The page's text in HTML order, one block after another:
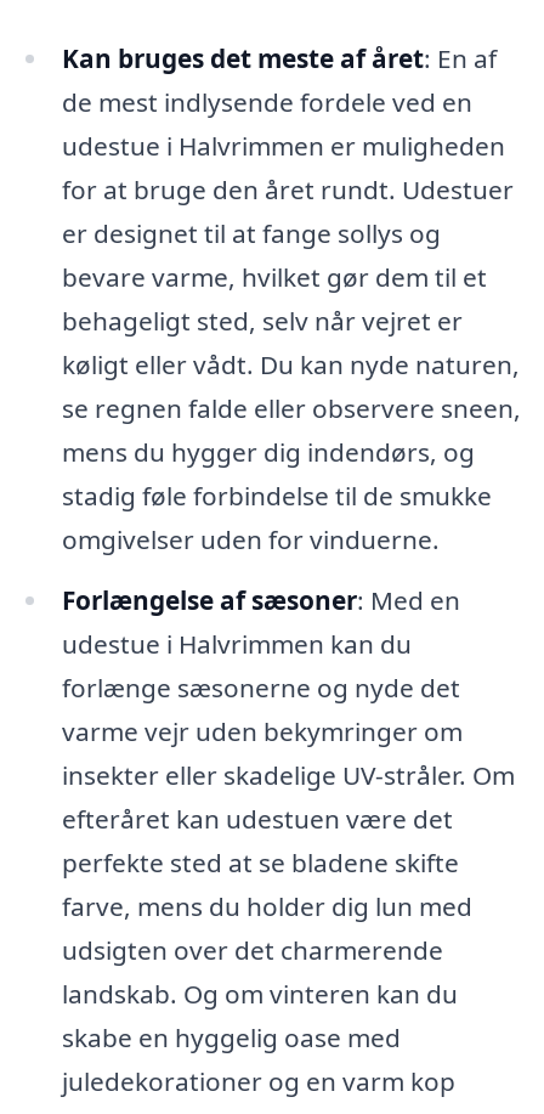
Kan bruges det meste af året: En af
de mest indlysende fordele ved en
udestue i Halvrimmen er muligheden
for at bruge den året rundt. Udestuer
er designet til at fange sollys og
bevare varme, hvilket gør dem til et
behageligt sted, selv når vejret er
køligt eller vådt. Du kan nyde naturen,
se regnen falde eller observere sneen,
mens du hygger dig indendørs, og
stadig føle forbindelse til de smukke
omgivelser uden for vinduerne.
Forlængelse af sæsoner: Med en
udestue i Halvrimmen kan du
forlænge sæsonerne og nyde det
varme vejr uden bekymringer om
insekter eller skadelige UV-stråler. Om
efteråret kan udestuen være det
perfekte sted at se bladene skifte
farve, mens du holder dig lun med
udsigten over det charmerende
landskab. Og om vinteren kan du
skabe en hyggelig oase med
juledekorationer og en varm kop